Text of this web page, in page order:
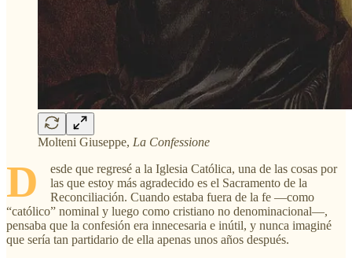
Molteni Giuseppe, La Confessione
D
esde que regresé a la Iglesia Católica, una de las cosas por
las que estoy más agradecido es el Sacramento de la
Reconciliación. Cuando estaba fuera de la fe —como
“católico” nominal y luego como cristiano no denominacional—,
pensaba que la confesión era innecesaria e inútil, y nunca imaginé
que sería tan partidario de ella apenas unos años después.